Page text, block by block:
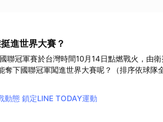
進世界大賽？
聯冠軍賽於台灣時間10月14日點燃戰火，由
奪下國聯冠軍闖進世界大賽呢？（排序依球隊
動態 鎖定LINE TODAY運動